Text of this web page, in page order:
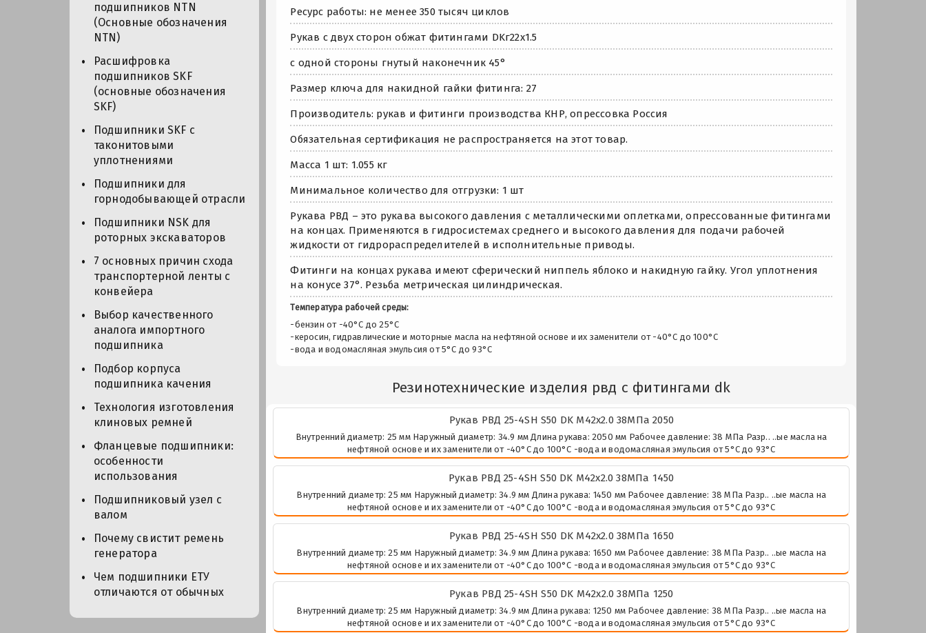
подшипников NTN
(Основные обозначения
NTN)
Расшифровка
подшипников SKF
(основные обозначения
SKF)
Подшипники SKF с
таконитовыми
уплотнениями
Подшипники для
горнодобывающей отрасли
Подшипники NSK для
роторных экскаваторов
7 основных причин схода
транспортерной ленты с
конвейера
Выбор качественного
аналога импортного
подшипника
Подбор корпуса
подшипника качения
Технология изготовления
клиновых ремней
Фланцевые подшипники:
особенности
использования
Подшипниковый узел с
валом
Почему свистит ремень
генератора
Чем подшипники ЕТУ
отличаются от обычных
Ресурс работы: не менее 350 тысяч циклов
Рукав с двух сторон обжат фитингами DKг22х1.5
с одной стороны гнутый наконечник 45°
Размер ключа для накидной гайки фитинга: 27
Производитель: рукав и фитинги производства КНР, опрессовка Россия
Обязательная сертификация не распространяется на этот товар.
Масса 1 шт: 1.055 кг
Минимальное количество для отгрузки: 1 шт
Рукава РВД – это рукава высокого давления с металлическими оплетками, опрессованные фитингами
на концах. Применяются в гидросистемах среднего и высокого давления для подачи рабочей
жидкости от гидрораспределителей в исполнительные приводы.
Фитинги на концах рукава имеют сферический ниппель яблоко и накидную гайку. Угол уплотнения
на конусе 37°. Резьба метрическая цилиндрическая.
Температура рабочей среды:
-бензин от -40°C до 25°C
-керосин, гидравлические и моторные масла на нефтяной основе и их заменители от -40°C до 100°C
-вода и водомасляная эмульсия от 5°C до 93°C
Резинотехнические изделия рвд с фитингами dk
Рукав РВД 25-4SH S50 DK М42х2.0 38МПа 2050
Внутренний диаметр: 25 мм Наружный диаметр: 34.9 мм Длина рукава: 2050 мм Рабочее давление: 38 МПа Разр.. ..ые масла на
нефтяной основе и их заменители от -40°C до 100°C -вода и водомасляная эмульсия от 5°C до 93°C
Рукав РВД 25-4SH S50 DK М42х2.0 38МПа 1450
Внутренний диаметр: 25 мм Наружный диаметр: 34.9 мм Длина рукава: 1450 мм Рабочее давление: 38 МПа Разр.. ..ые масла на
нефтяной основе и их заменители от -40°C до 100°C -вода и водомасляная эмульсия от 5°C до 93°C
Рукав РВД 25-4SH S50 DK М42х2.0 38МПа 1650
Внутренний диаметр: 25 мм Наружный диаметр: 34.9 мм Длина рукава: 1650 мм Рабочее давление: 38 МПа Разр.. ..ые масла на
нефтяной основе и их заменители от -40°C до 100°C -вода и водомасляная эмульсия от 5°C до 93°C
Рукав РВД 25-4SH S50 DK М42х2.0 38МПа 1250
Внутренний диаметр: 25 мм Наружный диаметр: 34.9 мм Длина рукава: 1250 мм Рабочее давление: 38 МПа Разр.. ..ые масла на
нефтяной основе и их заменители от -40°C до 100°C -вода и водомасляная эмульсия от 5°C до 93°C